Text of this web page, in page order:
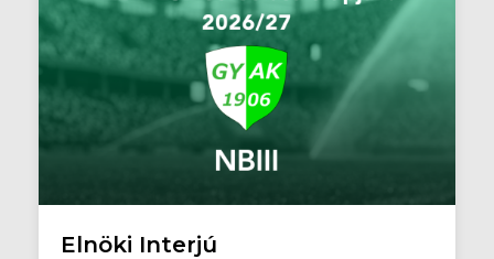
Elnöki Interjú